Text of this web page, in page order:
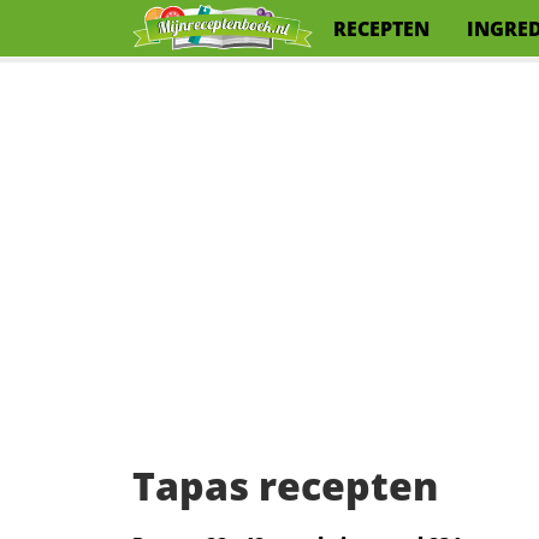
RECEPTEN
Tapas recepten